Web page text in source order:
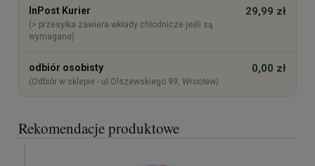
InPost Kurier
(> przesyłka zawiera wkłady chłodnicze jeśli są
wymagane)
29,99 zł
odbiór osobisty
(Odbiór w sklepie - ul.Olszewskiego 99, Wrocław)
0,00 zł
Rekomendacje produktowe